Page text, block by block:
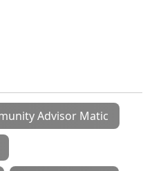
Advisor Matic